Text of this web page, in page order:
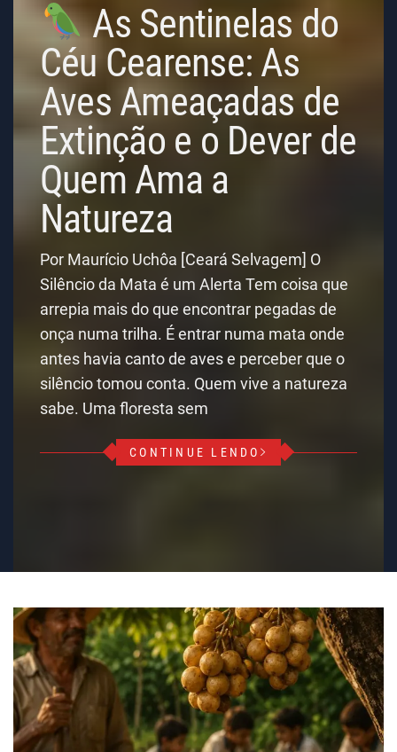
As Sentinelas do
Céu Cearense: As
Aves Ameaçadas de
Extinção e o Dever de
Quem Ama a
Natureza
Por Maurício Uchôa [Ceará Selvagem] O
Silêncio da Mata é um Alerta Tem coisa que
arrepia mais do que encontrar pegadas de
onça numa trilha. É entrar numa mata onde
antes havia canto de aves e perceber que o
silêncio tomou conta. Quem vive a natureza
sabe. Uma floresta sem
CONTINUE LENDO